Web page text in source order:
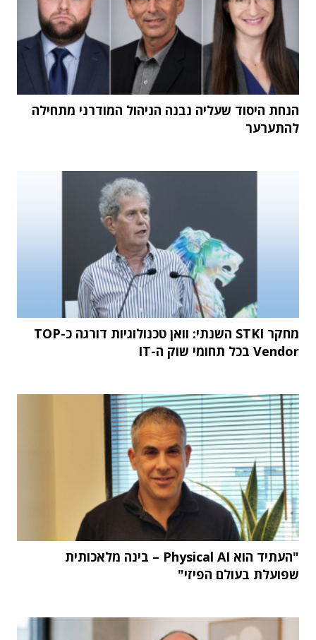
הנחת היסוד שעליה נבנה הניהול המודרני מתחילה
להתערער
מחקר STKI השנתי: וואן טכנולוגיות דורגה כ-TOP
Vendor בכל תחומי שוק ה-IT
"העתיד הוא Physical AI – בינה מלאכותית
שפועלת בעולם הפיזי"